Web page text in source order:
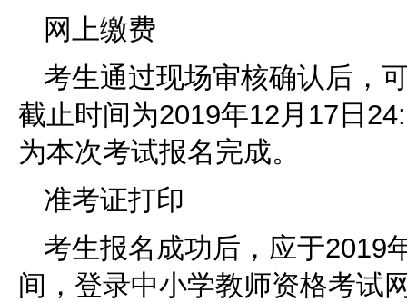
网上缴费
考生通过现场审核确认后，
截止时间为2019年12月17日
为本次考试报名完成。
准考证打印
考生报名成功后，应于2019
间，登录中小学教师资格考试